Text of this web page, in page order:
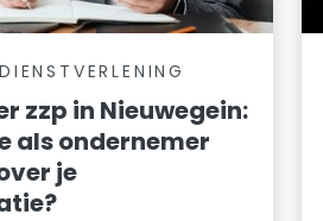
zzp in Nieuwegein:
als ondernemer
je